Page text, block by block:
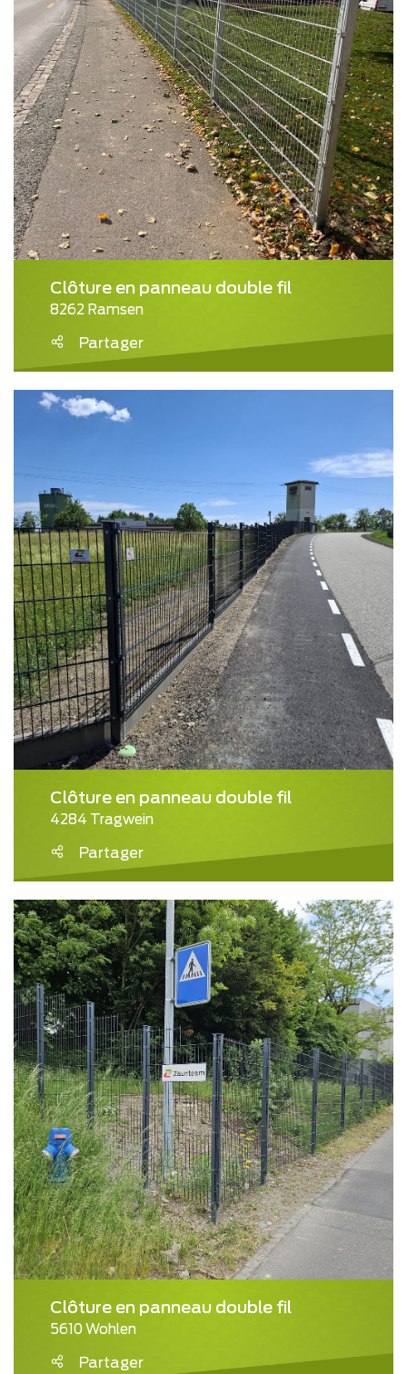
Clôture en panneau double fil
8262 Ramsen
Partager
Clôture en panneau double fil
4284 Tragwein
Partager
Clôture en panneau double fil
5610 Wohlen
Partager